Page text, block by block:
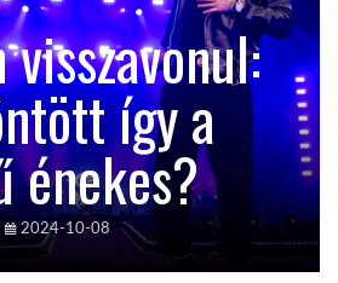
így a
énekes?
2024-10-08